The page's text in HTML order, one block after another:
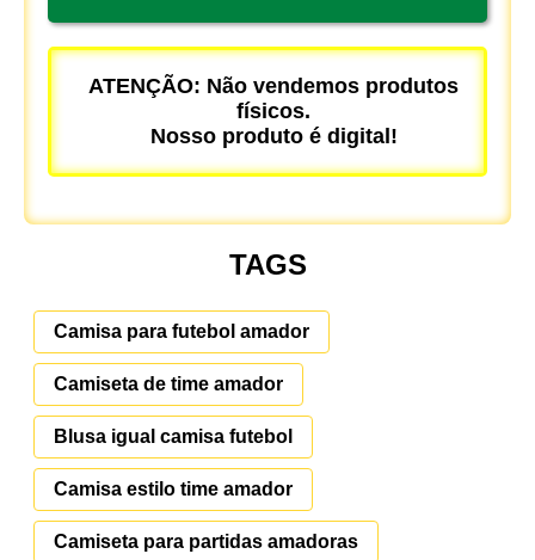
ATENÇÃO: Não vendemos produtos
físicos.
Nosso produto é digital!
TAGS
Camisa para futebol amador
Camiseta de time amador
Blusa igual camisa futebol
Camisa estilo time amador
Camiseta para partidas amadoras